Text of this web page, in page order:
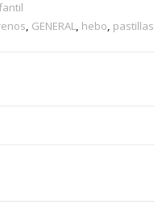
, GENERAL, hebo, pastillas